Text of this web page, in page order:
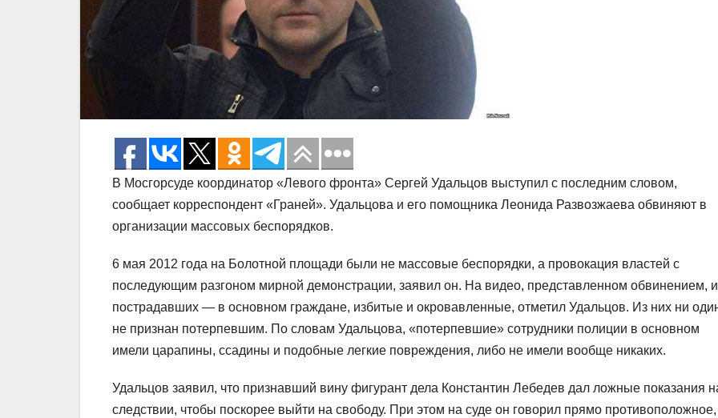
В Мосгорсуде координатор «Левого фронта» Сергей Удальцов выступил с последним словом,
сообщает корреспондент «Граней». Удальцова и его помощника Леонида Развозжаева обвиняют в
организации массовых беспорядков.
6 мая 2012 года на Болотной площади были не массовые беспорядки, а провокация властей с
последующим разгоном мирной демонстрации, заявил он. На видео, представленном обвинением,
пострадавших — в основном граждане, избитые и окровавленные, отметил Удальцов. Из них ни
не признан потерпевшим. По словам Удальцова, «потерпевшие» сотрудники полиции в основном
имели царапины, ссадины и подобные легкие повреждения, либо не имели вообще никаких.
Удальцов заявил, что признавший вину фигурант дела Константин Лебедев дал ложные показания
следствии, чтобы поскорее выйти на свободу. При этом на суде он говорил прямо противоположное,